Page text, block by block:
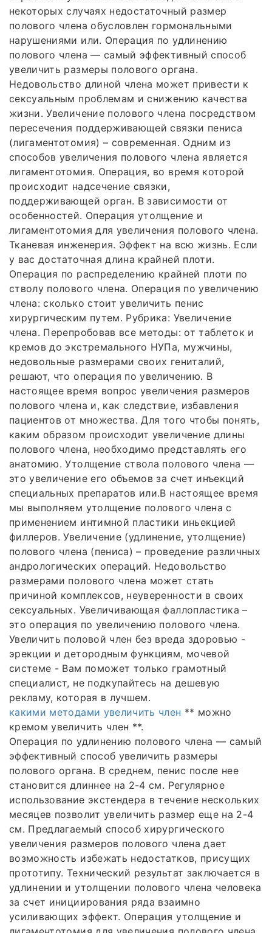
некоторых случаях недостаточный размер
полового члена обусловлен гормональными
нарушениями или. Операция по удлинению
полового члена — самый эффективный способ
увеличить размеры полового органа.
Недовольство длиной члена может привести к
сексуальным проблемам и снижению качества
жизни. Увеличение полового члена посредством
пересечения поддерживающей связки пениса
(лигаментотомия) – современная. Одним из
способов увеличения полового члена является
лигаментотомия. Операция, во время которой
происходит надсечение связки,
поддерживающей орган. В зависимости от
особенностей. Операция утолщение и
лигаментотомия для увеличения полового члена.
Тканевая инженерия. Эффект на всю жизнь. Если
у вас достаточная длина крайней плоти.
Операция по распределению крайней плоти по
стволу полового члена. Операция по увеличению
члена: сколько стоит увеличить пенис
хирургическим путем. Рубрика: Увеличение
члена. Перепробовав все методы: от таблеток и
кремов до экстремального НУПа, мужчины,
недовольные размерами своих гениталий,
решают, что операция по увеличению. В
настоящее время вопрос увеличения размеров
полового члена и, как следствие, избавления
пациентов от множества. Для того чтобы понять,
каким образом происходит увеличение длины
полового члена, необходимо представлять его
анатомию. Утолщение ствола полового члена —
это увеличение его объемов за счет инъекций
специальных препаратов или.В настоящее время
мы выполняем утолщение полового члена с
применением интимной пластики иньекцией
филлеров. Увеличение (удлинение, утолщение)
полового члена (пениса) – проведение различных
андрологических операций. Недовольство
размерами полового члена может стать
причиной комплексов, неуверенности в своих
сексуальных. Увеличивающая фаллопластика –
это операция по увеличению полового члена.
Увеличить половой член без вреда здоровью -
эрекции и детородным функциям, мочевой
системе - Вам поможет только грамотный
специалист, не подкупайтесь на дешевую
рекламу, которая в лучшем.
какими методами увеличить член ** можно
кремом увеличить член **.
Операция по удлинению полового члена — самый
эффективный способ увеличить размеры
полового органа. В среднем, пенис после нее
становится длиннее на 2-4 см. Регулярное
использование экстендера в течение нескольких
месяцев позволит увеличить размер еще на 2-4
см. Предлагаемый способ хирургического
увеличения размеров полового члена дает
возможность избежать недостатков, присущих
прототипу. Технический результат заключается в
удлинении и утолщении полового члена человека
за счет инициирования ряда взаимно
усиливающих эффект. Операция утолщение и